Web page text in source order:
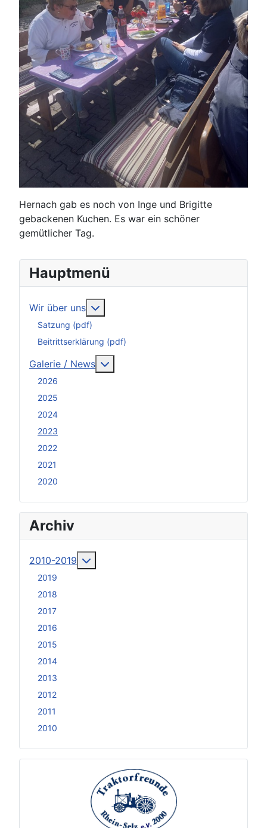
Hernach gab es noch von Inge und Brigitte
gebackenen Kuchen. Es war ein schöner
gemütlicher Tag.
Hauptmenü
Wir über uns
Satzung (pdf)
Beitrittserklärung (pdf)
Galerie / News
2026
2025
2024
2023
2022
2021
2020
Archiv
2010-2019
2019
2018
2017
2016
2015
2014
2013
2012
2011
2010